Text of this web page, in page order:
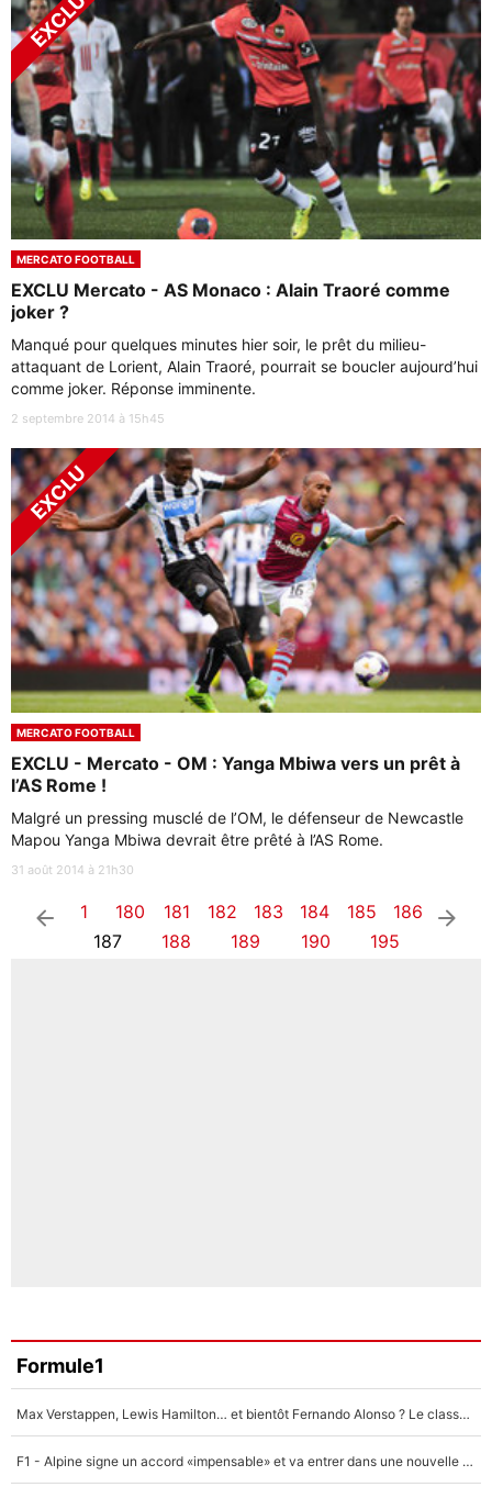
MERCATO FOOTBALL
EXCLU Mercato - AS Monaco : Alain Traoré comme
joker ?
Manqué pour quelques minutes hier soir, le prêt du milieu-
attaquant de Lorient, Alain Traoré, pourrait se boucler aujourd’hui
comme joker. Réponse imminente.
2 septembre 2014 à 15h45
MERCATO FOOTBALL
EXCLU - Mercato - OM : Yanga Mbiwa vers un prêt à
l’AS Rome !
Malgré un pressing musclé de l’OM, le défenseur de Newcastle
Mapou Yanga Mbiwa devrait être prêté à l’AS Rome.
31 août 2014 à 21h30
arrow_left 1 180 181 182 183 184 185
186
187
188 189 190 195
arrow_right
Formule1
Max Verstappen, Lewis Hamilton… et bientôt Fernando Alonso ? Le classement des pilotes les mieux payés en Formule 1 risque de changer !
F1 - Alpine signe un accord «impensable» et va entrer dans une nouvelle dimension : Grande nouvelle pour Pierre Gasly !